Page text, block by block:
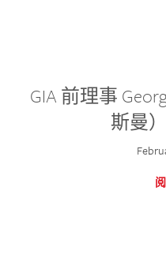
GIA 前理事
斯曼